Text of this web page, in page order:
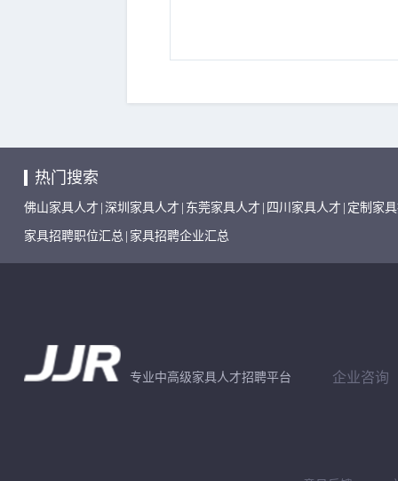
热门搜索
佛山家具人才 深圳家具人才 东莞家具人才 四川家具人才 定制家
家具招聘职位汇总 家具招聘企业汇总
专业中高级家具人才招聘平台 企业咨询